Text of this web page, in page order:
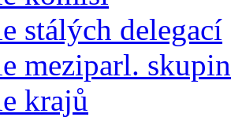
stálých delegací
meziparl. skupin
krajů